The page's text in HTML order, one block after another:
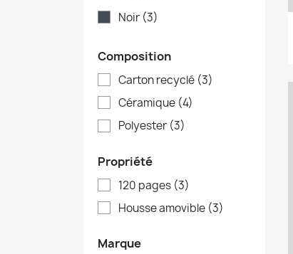
Noir (3)
Composition
Carton recyclé (3)
Céramique (4)
Polyester (3)
Propriété
120 pages (3)
Housse amovible (3)
Marque